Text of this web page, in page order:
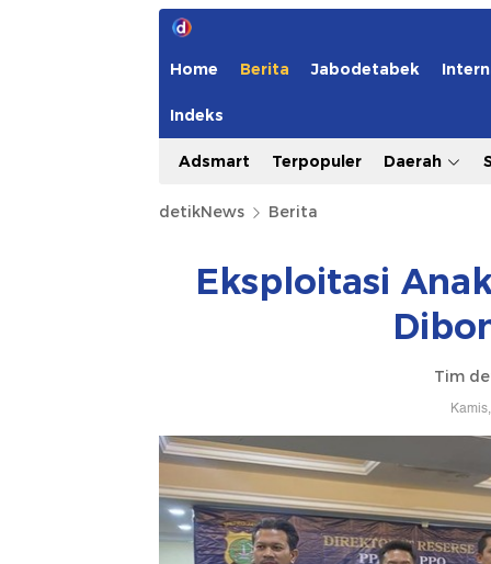
Home Berita Jabodetabek
Indeks
Adsmart Terpopuler Daerah
detikNews Berita
Eksploitasi
Tim